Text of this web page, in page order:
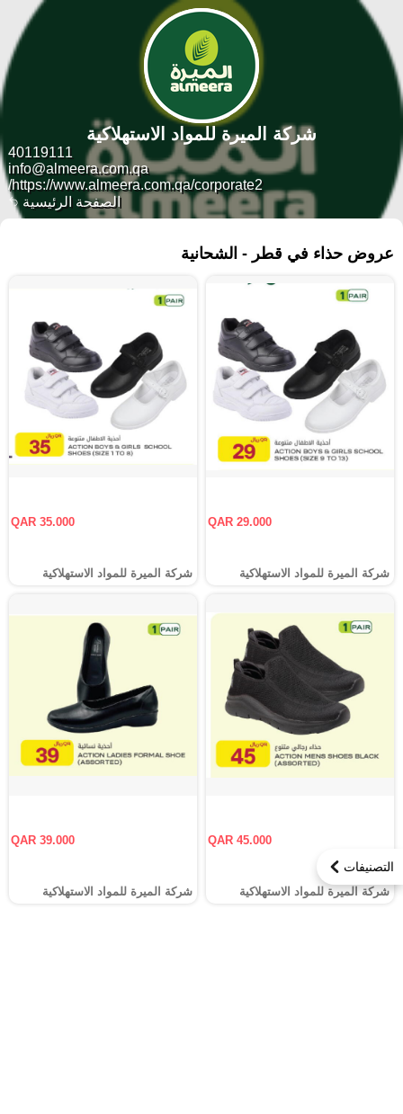
الصفحة الرئيسية
40119111
info@almeera.com.qa
https://www.almeera.com.qa/corporate2/
شركة الميرة للمواد الاستهلاكية
التصنيفات
عروض حذاء في قطر - الشحانية
QAR 29.000
شركة الميرة للمواد الاستهلاكية
QAR 35.000
شركة الميرة للمواد الاستهلاكية
QAR 45.000
شركة الميرة للمواد الاستهلاكية
QAR 39.000
شركة الميرة للمواد الاستهلاكية